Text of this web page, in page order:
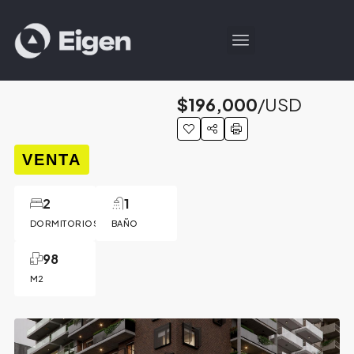
VENTA
DORMITORIOS
2
BAÑO
1
M2
98
$196,000/USD